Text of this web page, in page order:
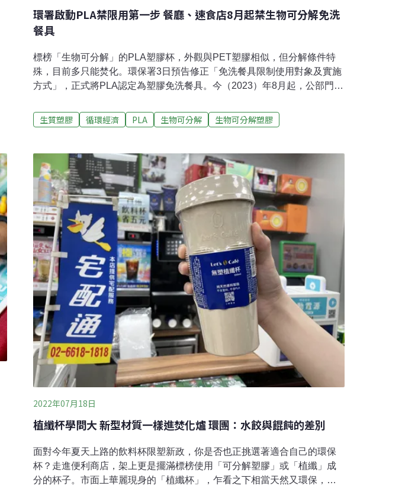
環署啟動PLA禁限用第一步 餐廳、速食店8月起禁生物可分解免洗
餐具
標榜「生物可分解」的PLA塑膠杯，外觀與PET塑膠相似，但分解條件特
殊，目前多只能焚化。環保署3日預告修正「免洗餐具限制使用對象及實施
方式」，正式將PLA認定為塑膠免洗餐具。今（2023）年8月起，公部門、
盒。PLA應用廣泛，環保署表示，這次修正是啟動PLA禁限用的第一步。生
物可分解卻破壞回收體系 八大場所8月起禁用PLA餐具環保署3日預告修正
為「塑膠免洗餐具」。從今年8月開始，法定禁止提供塑膠免洗餐具的八大
場所，限塑範圍將擴及PLA材質。業者若提供PLA或其他材質塑膠餐具，將
處1200元以上、6000元以下罰鍰。俗稱「生物可分解塑膠」的PLA材質塑
膠，由植物澱粉發酵成乳酸聚合製成，可在特定溫度、濕度下由微生物降
解，但在一般海洋、土壤環境難以分解。這種新型材質近
生質塑膠 循環經濟 PLA 生物可分解 生物可分解塑膠
2022年07月18日
植纖杯學問大 新型材質一樣進焚化爐 環團：水餃與餛飩的差別
面對今年夏天上路的飲料杯限塑新政，你是否也正挑選著適合自己的環保
杯？走進便利商店，架上更是擺滿標榜使用「可分解塑膠」或「植纖」成
分的杯子。市面上華麗現身的「植纖杯」，乍看之下相當天然又環保，甚